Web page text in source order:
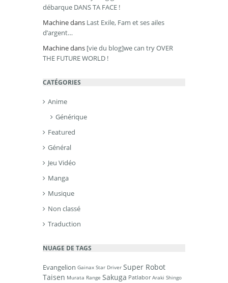
débarque DANS TA FACE !
Machinedans Last Exile, Fam et ses ailes
d’argent…
Machinedans [vie du blog]we can try OVER
THE FUTURE WORLD !
CATÉGORIES
Anime
Générique
Featured
Général
Jeu Vidéo
Manga
Musique
Non classé
Traduction
NUAGE DE TAGS
Evangelion Gainax Star Driver Super Robot
Taisen Murata Range Sakuga Patlabor Araki Shingo